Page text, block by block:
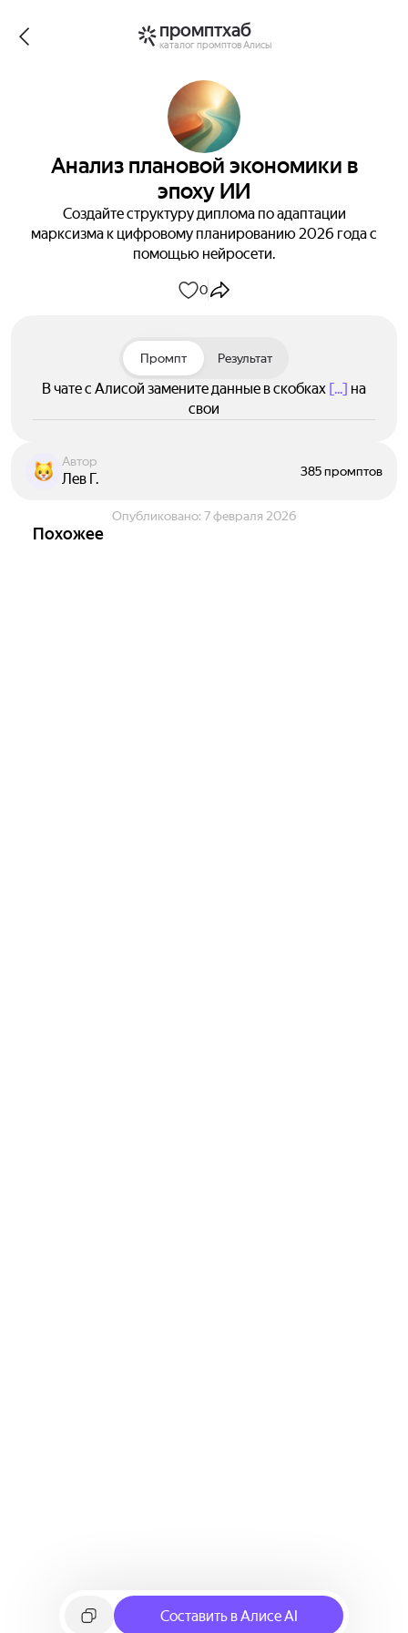
промптхаб
каталог промптов Алисы
Анализ плановой экономики в
эпоху ИИ
Создайте структуру диплома по адаптации
марксизма к цифровому планированию 2026 года с
помощью нейросети.
0
Промпт Результат
В чате с Алисой замените данные в скобках [...] на
свои
Автор
Лев Г. 385 промптов
Опубликовано: 7 февраля 2026
Похожее
Составить в Алисе AI